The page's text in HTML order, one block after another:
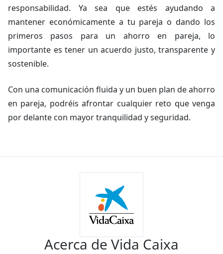
responsabilidad. Ya sea que estés ayudando a
mantener económicamente a tu pareja o dando los
primeros pasos para un ahorro en pareja, lo
importante es tener un acuerdo justo, transparente y
sostenible.
Con una comunicación fluida y un buen plan de ahorro
en pareja, podréis afrontar cualquier reto que venga
por delante con mayor tranquilidad y seguridad.
Acerca de Vida Caixa